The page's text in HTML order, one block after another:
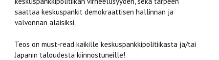
saattaa keskuspankit demokraattisen hallinnan ja
valvonnan alaisiksi.
Teos on must-read kaikille keskuspankkipolitiikasta ja/tai
Japanin taloudesta kiinnostuneille!